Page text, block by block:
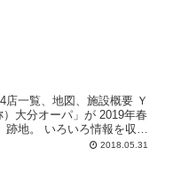
2018.05.31